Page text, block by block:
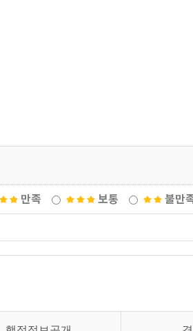
만족 보통 불만